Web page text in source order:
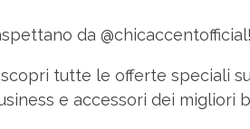
da @chicaccentofficial!
tutte le offerte speciali
e accessori dei migliori